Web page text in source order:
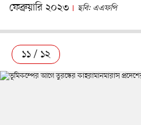
ফেব্রুয়ারি ২০২৩
ছবি: এএফপি
১১ / ১২